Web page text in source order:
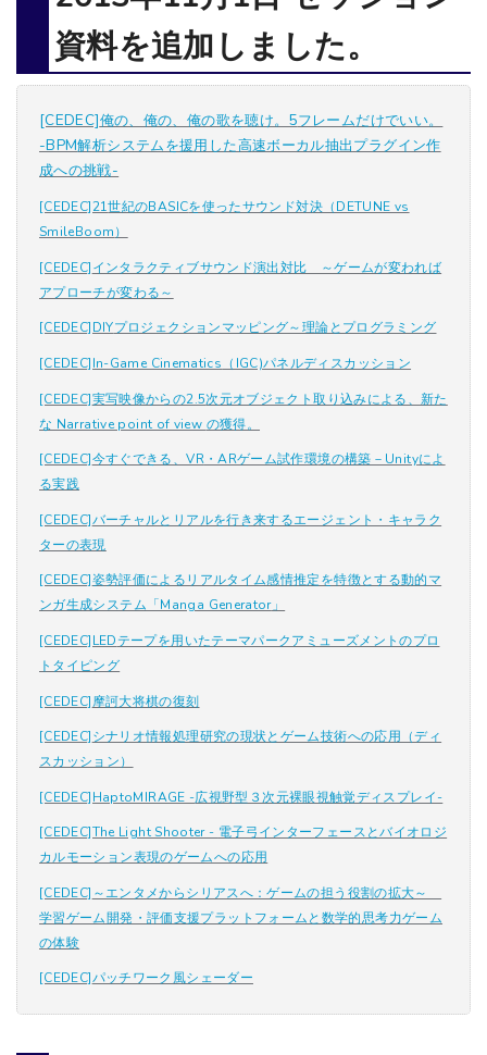
資料を追加しました。
[CEDEC]俺の、俺の、俺の歌を聴け。5フレームだけでいい。
-BPM解析システムを援用した高速ボーカル抽出プラグイン作
成への挑戦-
[CEDEC]21世紀のBASICを使ったサウンド対決（DETUNE vs
SmileBoom）
[CEDEC]インタラクティブサウンド演出対比 ～ゲームが変われば
アプローチが変わる～
[CEDEC]DIYプロジェクションマッピング～理論とプログラミング
[CEDEC]In-Game Cinematics （IGC)パネルディスカッション
[CEDEC]実写映像からの2.5次元オブジェクト取り込みによる、新た
な Narrative point of view の獲得。
[CEDEC]今すぐできる、VR・ARゲーム試作環境の構築－Unityによ
る実践
[CEDEC]バーチャルとリアルを行き来するエージェント・キャラク
ターの表現
[CEDEC]姿勢評価によるリアルタイム感情推定を特徴とする動的マ
ンガ生成システム「Manga Generator」
[CEDEC]LEDテープを用いたテーマパークアミューズメントのプロ
トタイピング
[CEDEC]摩訶大将棋の復刻
[CEDEC]シナリオ情報処理研究の現状とゲーム技術への応用（ディ
スカッション）
[CEDEC]HaptoMIRAGE -広視野型３次元裸眼視触覚ディスプレイ-
[CEDEC]The Light Shooter - 電子弓インターフェースとバイオロジ
カルモーション表現のゲームへの応用
[CEDEC] ～エンタメからシリアスへ：ゲームの担う役割の拡大～
学習ゲーム開発・評価支援プラットフォームと数学的思考力ゲーム
の体験
[CEDEC]パッチワーク風シェーダー